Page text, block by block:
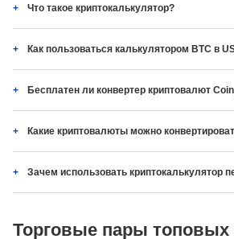
Что такое криптокалькулятор?
Как пользоваться калькулятором BTC в
Бесплатен ли конвертер криптовалют
Какие криптовалюты можно
Зачем использовать криптокалькулятор
Торговые пары топовых